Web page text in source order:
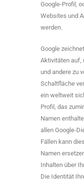
Google-Profil,
Websites und
werden.
Google
Aktivitäten auf,
und andere zu
Schaltfläche
ein weltweit
Profil, das
Namen
allen Google-
Fällen kann
Namen
Inhalten über
Die Identität